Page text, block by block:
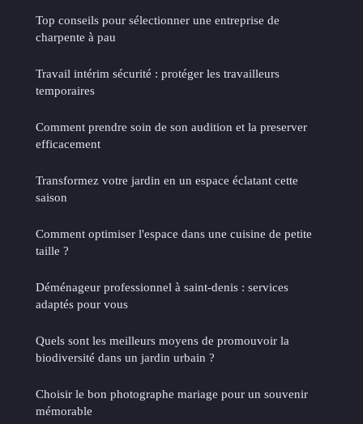
Top conseils pour sélectionner une entreprise de
charpente à pau
Travail intérim sécurité : protéger les travailleurs
temporaires
Comment prendre soin de son audition et la preserver
efficacement
Transformez votre jardin en un espace éclatant cette
saison
Comment optimiser l'espace dans une cuisine de petite
taille ?
Déménageur professionnel à saint-denis : services
adaptés pour vous
Quels sont les meilleurs moyens de promouvoir la
biodiversité dans un jardin urbain ?
Choisir le bon photographe mariage pour un souvenir
mémorable